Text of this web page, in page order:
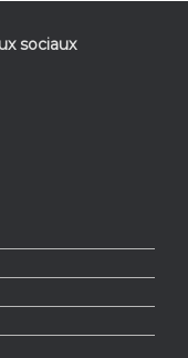
sociaux